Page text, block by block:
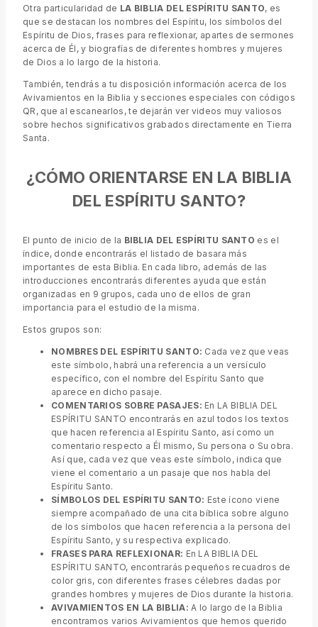
Otra particularidad de LA BIBLIA DEL ESPÍRITU SANTO, es
que se destacan los nombres del Espíritu, los símbolos del
Espíritu de Dios, frases para reflexionar, apartes de sermones
acerca de Él, y biografías de diferentes hombres y mujeres
de Dios a lo largo de la historia.
También, tendrás a tu disposición información acerca de los
Avivamientos en la Biblia y secciones especiales con códigos
QR, que al escanearlos, te dejarán ver videos muy valiosos
sobre hechos significativos grabados directamente en Tierra
Santa.
¿CÓMO ORIENTARSE EN LA BIBLIA
DEL ESPÍRITU SANTO?
El punto de inicio de la BIBLIA DEL ESPÍRITU SANTO es el
índice, donde encontrarás el listado de basara más
importantes de esta Biblia. En cada libro, además de las
introducciones encontrarás diferentes ayuda que están
organizadas en 9 grupos, cada uno de ellos de gran
importancia para el estudio de la misma.
Estos grupos son:
NOMBRES DEL ESPÍRITU SANTO: Cada vez que veas
este símbolo, habrá una referencia a un versículo
específico, con el nombre del Espíritu Santo que
aparece en dicho pasaje.
COMENTARIOS SOBRE PASAJES: En LA BIBLIA DEL
ESPÍRITU SANTO encontrarás en azul todos los textos
que hacen referencia al Espíritu Santo, así como un
comentario respecto a Él mismo, Su persona o Su obra.
Así que, cada vez que veas este símbolo, indica que
viene el comentario a un pasaje que nos habla del
Espíritu Santo.
SÍMBOLOS DEL ESPÍRITU SANTO: Este ícono viene
siempre acompañado de una cita bíblica sobre alguno
de los símbolos que hacen referencia a la persona del
Espíritu Santo, y su respectiva explicado.
FRASES PARA REFLEXIONAR: En LA BIBLIA DEL
ESPÍRITU SANTO, encontrarás pequeños recuadros de
color gris, con diferentes frases célebres dadas por
grandes hombres y mujeres de Dios durante la historia.
AVIVAMIENTOS EN LA BIBLIA: A lo largo de la Biblia
encontramos varios Avivamientos que hemos querido